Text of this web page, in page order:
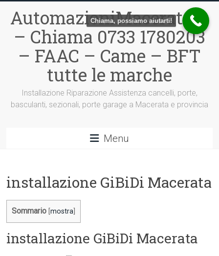
contenuto
AutomazioniMacerata.it
– Chiama 0733 1780203
– FAAC – Came – BFT
tutte le marche
Installazione Riparazione Assistenza cancelli, porte,
basculanti, sezionali, porte garage a Macerata e provincia
Menu
installazione GiBiDi Macerata
Sommario [mostra
installazione GiBiDi Macerata
Chiama, possiamo aiutarti!